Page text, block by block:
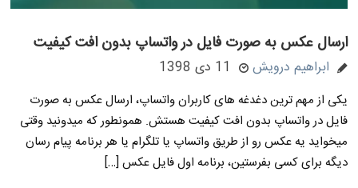
ارسال عکس به صورت فایل در واتساپ بدون افت کیفیت
ابراهیم درویش 11 دی 1398
یکی از مهم ترین دغدغه های کاربران واتساپ، ارسال عکس به صورت
فایل در واتساپ بدون افت کیفیت هستش. همونطور که میدونید وقتی
میخواید یه عکس رو از طریق واتساپ یا تلگرام یا هر برنامه پیام رسان
دیگه برای کسی بفرستین، برنامه اول فایل عکس […]